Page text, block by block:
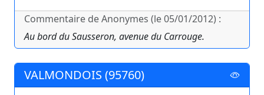
Commentaire de Anonymes (le 05/01/2012) :
Au bord du Sausseron, avenue du Carrouge.
VALMONDOIS (95760)